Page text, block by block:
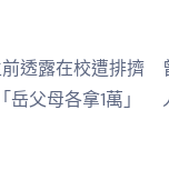
透露在校遭排擠
岳父母各拿1萬」